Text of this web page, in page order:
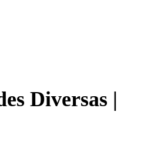
Diversas |